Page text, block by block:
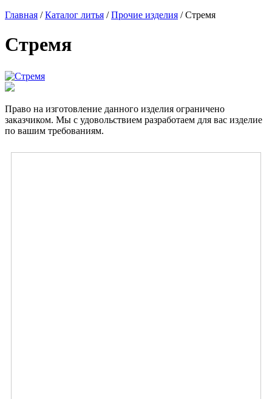
Главная /Каталог литья /Прочие изделия /Стремя
Стремя
Право на изготовление данного изделия ограничено
заказчиком. Мы с удовольствием разработаем для вас изделие
по вашим требованиям.